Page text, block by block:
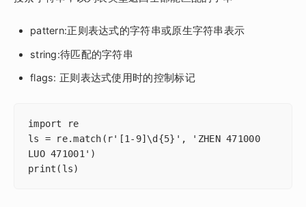
pattern:正则表达式的字符串或原生字符串表示
string:待匹配的字符串
flags: 正则表达式使用时的控制标记
import re
ls = re.match(r'[1-9]\d{5}', 'ZHEN 471000
LUO 471001')
print(ls)